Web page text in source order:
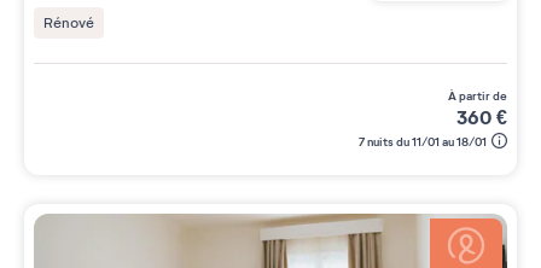
Rénové
à partir de
360€
7 nuits du 11/01 au 18/01